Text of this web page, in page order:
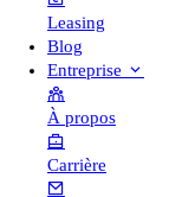
Leasing
Blog
Entreprise
À propos
Carrière